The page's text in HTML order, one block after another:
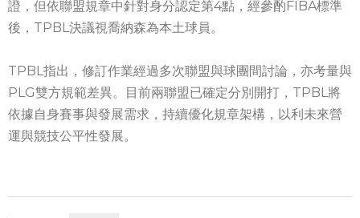
證，但依聯盟規章中針對身分認定第4點，經參酌FIBA標準
後，TPBL決議視喬納森為本土球員。
TPBL指出，修訂作業經過多次聯盟與球團間討論，亦考量與
PLG雙方規範差異。目前兩聯盟已確定分別開打，TPBL將
依據自身賽事與發展需求，持續優化規章架構，以利未來營
運與競技公平性發展。